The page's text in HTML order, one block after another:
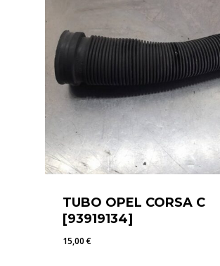
TUBO OPEL CORSA C
[93919134]
15,00€